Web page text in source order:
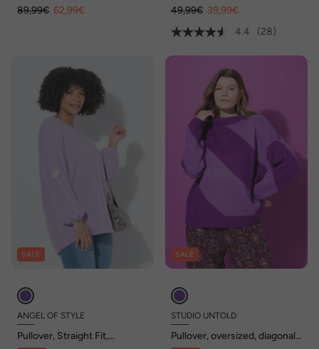
89,99€ 62,99€ 49,99€ 39,99€
4.4
(28)
SALE
ANGEL OF STYLE
Pullover, Straight Fit,
Fancystrick, Ballonärmel
SALE
STUDIO UNTOLD
Pullover, oversized, diagonale
Blockstreifen